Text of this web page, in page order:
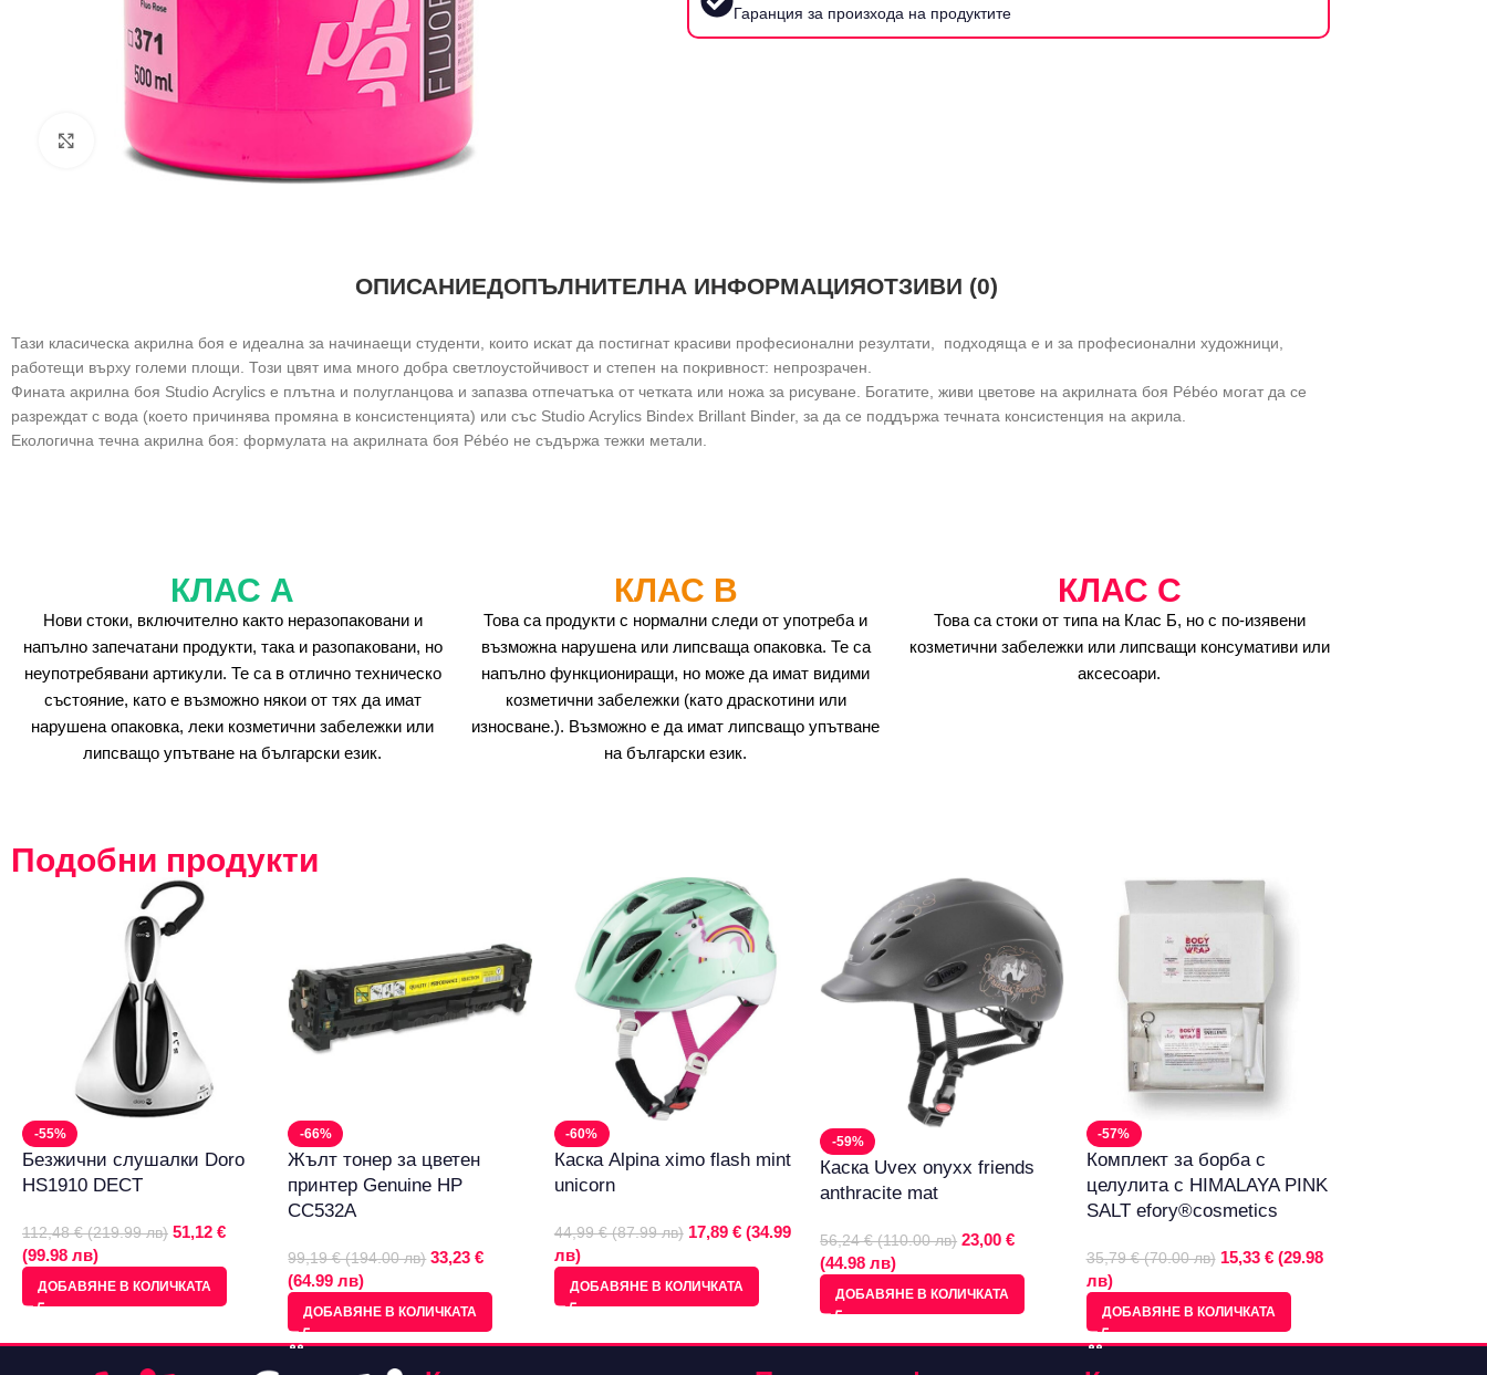
Щракнете за уголемяване
Гаранция за произхода на продуктите
ОПИСАНИЕДОПЪЛНИТЕЛНА ИНФОРМАЦИЯОТЗИВИ (0)
Тази класическа акрилна боя е идеална за начинаещи студенти, които искат да постигнат красиви професионални резултати, подходяща е и за професионални художници,
работещи върху големи площи. Този цвят има много добра светлоустойчивост и степен на покривност: непрозрачен.
Фината акрилна боя Studio Acrylics е плътна и полугланцова и запазва отпечатъка от четката или ножа за рисуване. Богатите, живи цветове на акрилната боя Pébéo могат да се
разреждат с вода (което причинява промяна в консистенцията) или със Studio Acrylics Bindex Brillant Binder, за да се поддържа течната консистенция на акрила.
Екологична течна акрилна боя: формулата на акрилната боя Pébéo не съдържа тежки метали.
КЛАС А
Нови стоки, включително както неразопаковани и
напълно запечатани продукти, така и разопаковани, но
неупотребявани артикули. Те са в отлично техническо
състояние, като е възможно някои от тях да имат
нарушена опаковка, леки козметични забележки или
липсващо упътване на български език.
КЛАС B
Това са продукти с нормални следи от употреба и
възможна нарушена или липсваща опаковка. Те са
напълно функциониращи, но може да имат видими
козметични забележки (като драскотини или
износване.). Възможно е да имат липсващо упътване
на български език.
КЛАС C
Това са стоки от типа на Клас Б, но с по-изявени
козметични забележки или липсващи консумативи или
аксесоари.
Подобни продукти
-55%
Безжични слушалки Doro
HS1910 DECT
112,48 € (219.99 лв) 51,12 €
(99.98 лв)
ДОБАВЯНЕ В КОЛИЧКАТА
-66%
Жълт тонер за цветен
принтер Genuine HP
CC532A
99,19 € (194.00 лв) 33,23 €
(64.99 лв)
ДОБАВЯНЕ В КОЛИЧКАТА
-60%
Каска Alpina ximo flash mint
unicorn
44,99 € (87.99 лв) 17,89 € (34.99
лв)
ДОБАВЯНЕ В КОЛИЧКАТА
-59%
Каска Uvex onyxx friends
anthracite mat
56,24 € (110.00 лв) 23,00 €
(44.98 лв)
ДОБАВЯНЕ В КОЛИЧКАТА
-57%
Комплект за борба с
целулита с HIMALAYA PINK
SALT efory®cosmetics
35,79 € (70.00 лв) 15,33 € (29.98
лв)
ДОБАВЯНЕ В КОЛИЧКАТА